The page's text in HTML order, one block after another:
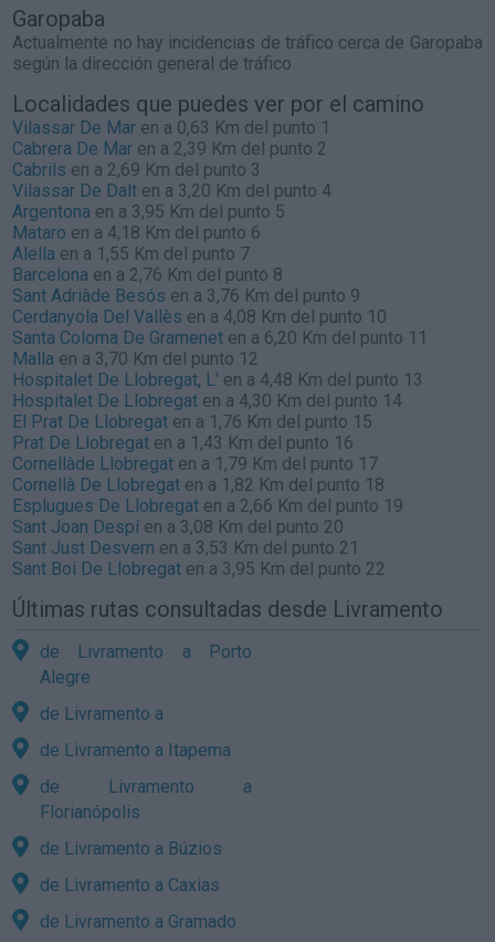
Garopaba
Actualmente no hay incidencias de tráfico cerca de Garopaba
según la dirección general de tráfico
Localidades que puedes ver por el camino
Vilassar De Mar en a 0,63 Km del punto 1
Cabrera De Mar en a 2,39 Km del punto 2
Cabrils en a 2,69 Km del punto 3
Vilassar De Dalt en a 3,20 Km del punto 4
Argentona en a 3,95 Km del punto 5
Mataro en a 4,18 Km del punto 6
Alella en a 1,55 Km del punto 7
Barcelona en a 2,76 Km del punto 8
Sant Adriàde Besós en a 3,76 Km del punto 9
Cerdanyola Del Vallès en a 4,08 Km del punto 10
Santa Coloma De Gramenet en a 6,20 Km del punto 11
Malla en a 3,70 Km del punto 12
Hospitalet De Llobregat, L' en a 4,48 Km del punto 13
Hospitalet De Llobregat en a 4,30 Km del punto 14
El Prat De Llobregat en a 1,76 Km del punto 15
Prat De Llobregat en a 1,43 Km del punto 16
Cornellàde Llobregat en a 1,79 Km del punto 17
Cornellà De Llobregat en a 1,82 Km del punto 18
Esplugues De Llobregat en a 2,66 Km del punto 19
Sant Joan Despí en a 3,08 Km del punto 20
Sant Just Desvern en a 3,53 Km del punto 21
Sant Boi De Llobregat en a 3,95 Km del punto 22
Últimas rutas consultadas desde Livramento
de Livramento a Porto
Alegre
de Livramento a
de Livramento a Itapema
de Livramento a
Florianópolis
de Livramento a Búzios
de Livramento a Caxias
de Livramento a Gramado